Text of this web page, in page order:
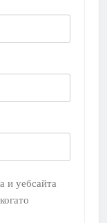
и уебсайта